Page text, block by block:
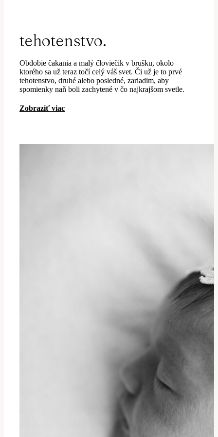
tehotenstvo.
Obdobie čakania a malý človiečik v brušku, okolo
ktorého sa už teraz točí celý váš svet. Či už je to prvé
tehotenstvo, druhé alebo posledné, zariadim, aby
spomienky naň boli zachytené v čo najkrajšom svetle.
Zobraziť viac